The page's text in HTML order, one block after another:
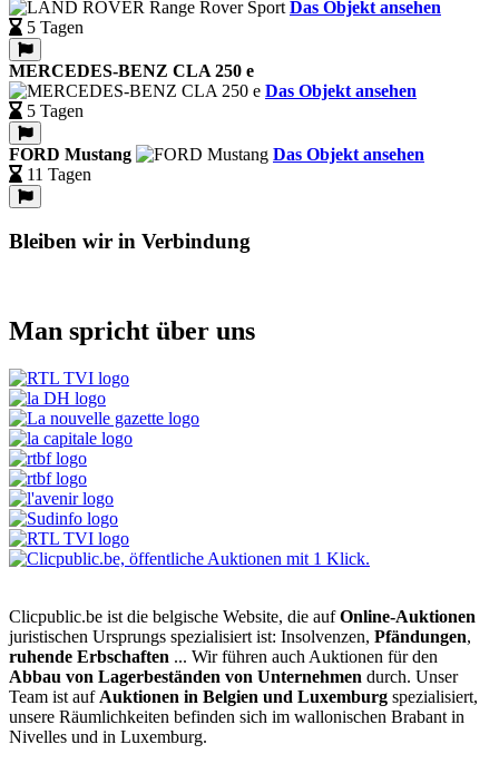
Das Objekt ansehen
5 Tagen
MERCEDES-BENZ CLA 250 e
Das Objekt ansehen
5 Tagen
FORD Mustang
Das Objekt ansehen
11 Tagen
Bleiben wir in Verbindung
Man spricht über uns
Clicpublic.be ist die belgische Website, die aufOnline-Auktionen
juristischen Ursprungs spezialisiert ist: Insolvenzen, Pfändungen,
ruhende Erbschaften ... Wir führen auch Auktionen für den
Abbau von Lagerbeständen von Unternehmen durch. Unser
Team ist auf Auktionen in Belgien und Luxemburg spezialisiert,
unsere Räumlichkeiten befinden sich im wallonischen Brabant in
Nivelles und in Luxemburg.